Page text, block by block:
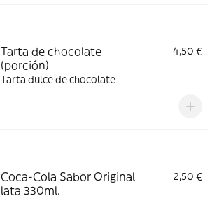
Tarta de chocolate
(porción)
4,50 €
Tarta dulce de chocolate
Coca-Cola Sabor Original
lata 330ml.
2,50 €